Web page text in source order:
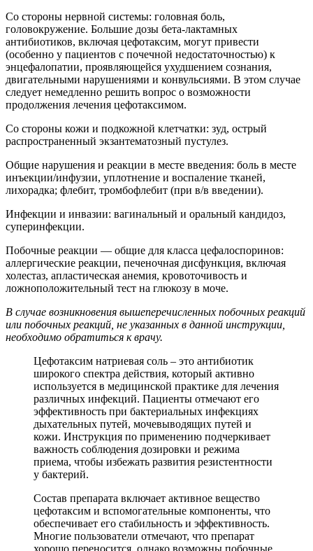
Со стороны нервной системы: головная боль,
головокружение. Большие дозы бета-лактамных
антибиотиков, включая цефотаксим, могут привести
(особенно у пациентов с почечной недостаточностью) к
энцефалопатии, проявляющейся ухудшением сознания,
двигательными нарушениями и конвульсиями. В этом случае
следует немедленно решить вопрос о возможности
продолжения лечения цефотаксимом.
Со стороны кожи и подкожной клетчатки: зуд, острый
распространенный экзантематозный пустулез.
Общие нарушения и реакции в месте введения: боль в месте
инъекции/инфузии, уплотнение и воспаление тканей,
лихорадка; флебит, тромбофлебит (при в/в введении).
Инфекции и инвазии: вагинальный и оральный кандидоз,
суперинфекции.
Побочные реакции — общие для класса цефалоспоринов:
аллергические реакции, печеночная дисфункция, включая
холестаз, апластическая анемия, кровоточивость и
ложноположительный тест на глюкозу в моче.
В случае возникновения вышеперечисленных побочных реакций
или побочных реакций, не указанных в данной инструкции,
необходимо обратиться к врачу.
Цефотаксим натриевая соль – это антибиотик
широкого спектра действия, который активно
используется в медицинской практике для лечения
различных инфекций. Пациенты отмечают его
эффективность при бактериальных инфекциях
дыхательных путей, мочевыводящих путей и
кожи. Инструкция по применению подчеркивает
важность соблюдения дозировки и режима
приема, чтобы избежать развития резистентности
у бактерий.
Состав препарата включает активное вещество
цефотаксим и вспомогательные компоненты, что
обеспечивает его стабильность и эффективность.
Многие пользователи отмечают, что препарат